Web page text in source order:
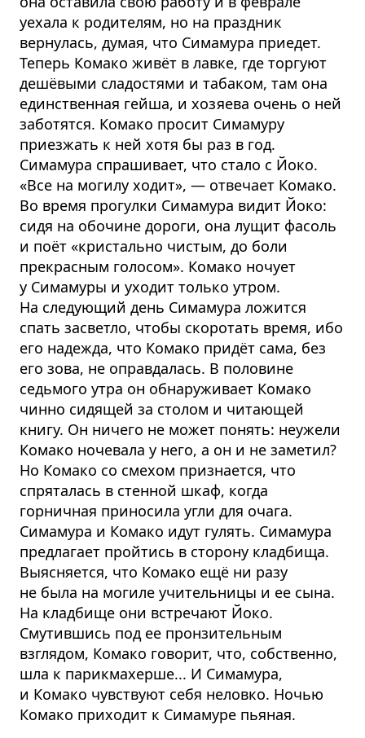
уехала к родителям, но на праздник
вернулась, думая, что Симамура приедет.
Теперь Комако живёт в лавке, где торгуют
дешёвыми сладостями и табаком, там она
единственная гейша, и хозяева очень о ней
заботятся. Комако просит Симамуру
приезжать к ней хотя бы раз в год.
Симамура спрашивает, что стало с Йоко.
«Все на могилу ходит», — отвечает Комако.
Во время прогулки Симамура видит Йоко:
сидя на обочине дороги, она лущит фасоль
и поёт «кристально чистым, до боли
прекрасным голосом». Комако ночует
у Симамуры и уходит только утром.
На следующий день Симамура ложится
спать засветло, чтобы скоротать время, ибо
его надежда, что Комако придёт сама, без
его зова, не оправдалась. В половине
седьмого утра он обнаруживает Комако
чинно сидящей за столом и читающей
книгу. Он ничего не может понять: неужели
Комако ночевала у него, а он и не заметил?
Но Комако со смехом признается, что
спряталась в стенной шкаф, когда
горничная приносила угли для очага.
Симамура и Комако идут гулять. Симамура
предлагает пройтись в сторону кладбища.
Выясняется, что Комако ещё ни разу
не была на могиле учительницы и ее сына.
На кладбище они встречают Йоко.
Смутившись под ее пронзительным
взглядом, Комако говорит, что, собственно,
шла к парикмахерше... И Симамура,
и Комако чувствуют себя неловко. Ночью
Комако приходит к Симамуре пьяная.